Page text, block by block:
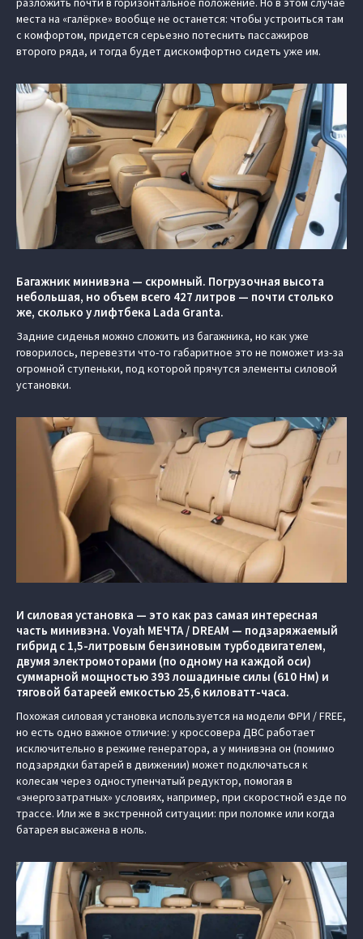
места на «галёрке» вообще не останется: чтобы устроиться там
с комфортом, придется серьезно потеснить пассажиров
второго ряда, и тогда будет дискомфортно сидеть уже им.
Багажник минивэна — скромный. Погрузочная высота
небольшая, но объем всего 427 литров — почти столько
же, сколько у лифтбека Lada Granta.
Задние сиденья можно сложить из багажника, но как уже
говорилось, перевезти что-то габаритное это не поможет из-за
огромной ступеньки, под которой прячутся элементы силовой
установки.
И силовая установка — это как раз самая интересная
часть минивэна. Voyah МЕЧТА / DREAM — подзаряжаемый
гибрид с 1,5-литровым бензиновым турбодвигателем,
двумя электромоторами (по одному на каждой оси)
суммарной мощностью 393 лошадиные силы (610 Нм) и
тяговой батареей емкостью 25,6 киловатт-часа.
Похожая силовая установка используется на модели ФРИ / FREE,
но есть одно важное отличие: у кроссовера ДВС работает
исключительно в режиме генератора, а у минивэна он (помимо
подзарядки батарей в движении) может подключаться к
колесам через одноступенчатый редуктор, помогая в
«энергозатратных» условиях, например, при скоростной езде по
трассе. Или же в экстренной ситуации: при поломке или когда
батарея высажена в ноль.